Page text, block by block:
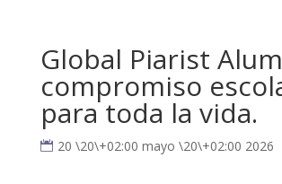
Global Piarist
compromiso
para toda la vida.
20 \20\+02:00 mayo \20\+02:00 2026